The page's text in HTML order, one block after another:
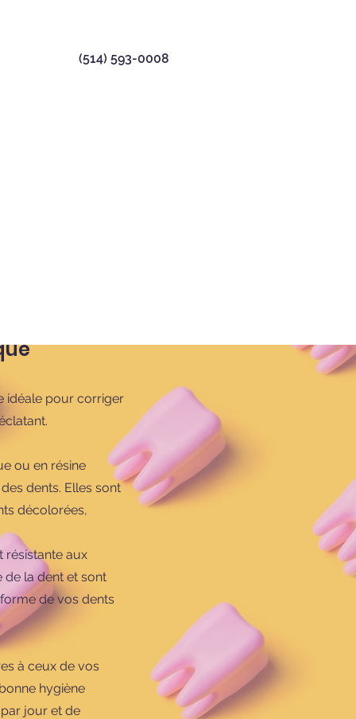
(514) 593-0008
idéale pour corriger
ou en résine
dents. Elles sont
décolorées,
résistante aux
de la dent et sont
de vos dents
à ceux de vos
hygiène
jour et de